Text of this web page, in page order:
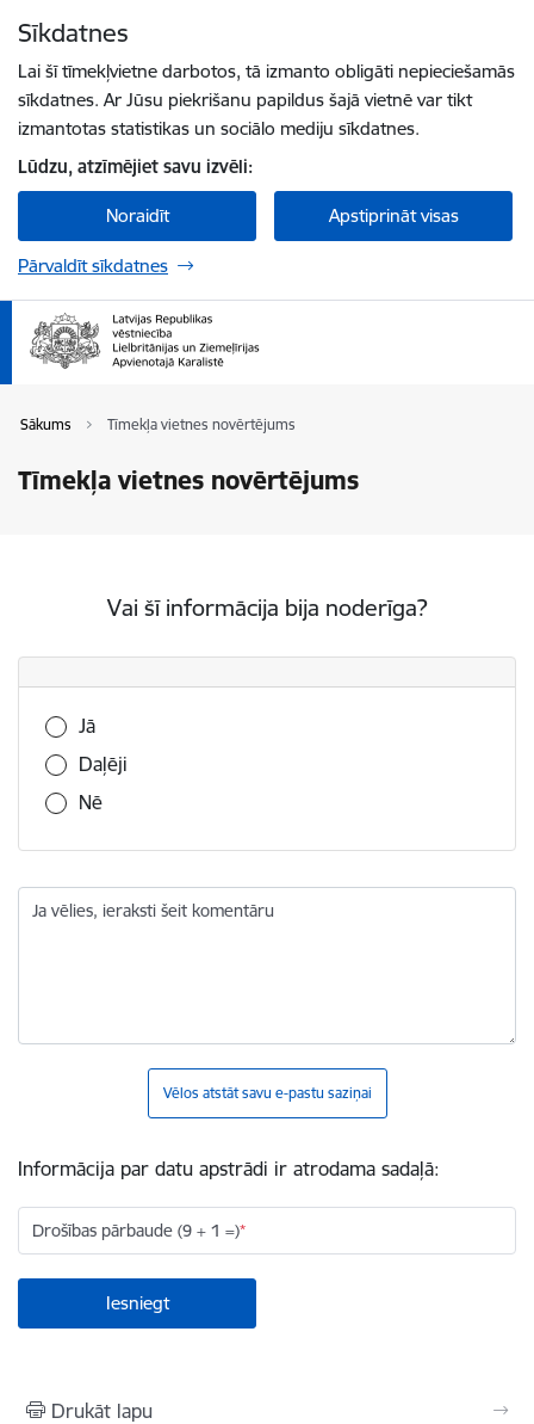
Sīkdatnes
Lai šī tīmekļvietne darbotos, tā izmanto obligāti nepieciešamās
sīkdatnes. Ar Jūsu piekrišanu papildus šajā vietnē var tikt
izmantotas statistikas un sociālo mediju sīkdatnes.
Lūdzu, atzīmējiet savu izvēli:
Noraidīt Apstiprināt visas
Pārvaldīt sīkdatnes
Sākums Tīmekļa vietnes novērtējums
Tīmekļa vietnes novērtējums
Vai šī informācija bija noderīga?
Vai šī informācija bija noderīga?
Jā
Daļēji
Nē
Ja vēlies, ieraksti šeit komentāru
Vēlos atstāt savu e-pastu saziņai
Informācija par datu apstrādi ir atrodama sadaļā:
Drošības pārbaude (9 + 1 =)
Drukāt lapu